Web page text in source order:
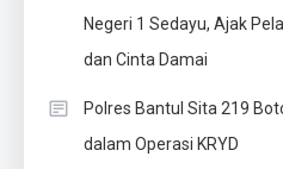
Negeri 1 Sedayu, Ajak
dan Cinta Damai
Polres Bantul Sita 219
dalam Operasi KRYD